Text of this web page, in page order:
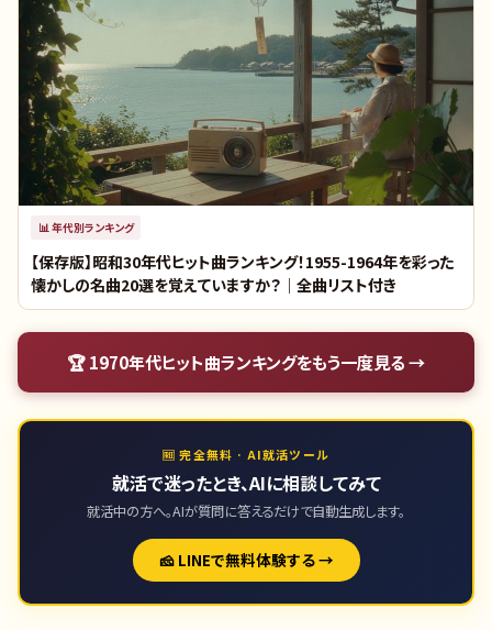
📊年代別ランキング
【保存版】昭和30年代ヒット曲ランキング！1955-1964年を彩った
懐かしの名曲20選を覚えていますか？｜全曲リスト付き
🏆1970年代ヒット曲ランキングをもう一度見る →
🆓 完全無料 · AI就活ツール
就活で迷ったとき、AIに相談してみて
就活中の方へ。AIが質問に答えるだけで自動生成します。
🧀 LINEで無料体験する →